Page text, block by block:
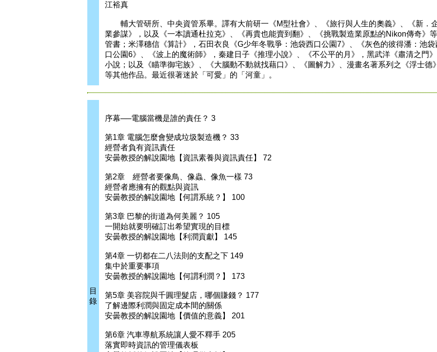
江裕真
輔大管研所、中央資管系畢。譯有大前研一《M型社會》、《旅行與人生的奧義》、《新．
業參謀》，以及《一本讀通杜拉克》、《再貴也能賣到翻》、《挑戰製造業原點的Nikon傳奇》
管書；米澤穗信《算計》，石田衣良《G少年冬戰爭：池袋西口公園7》、《灰色的彼得潘：池袋
口公園6》、《波上的魔術師》，秦建日子《推理小說》、《不公平的月》，黑武洋《肅清之門
小說；以及《瞄準御宅族》、《大腦動不動就找藉口》、《圖解力》、漫畫名著系列之《浮士德》
等其他作品。最近很著迷於「可愛」的「河童」。
目
錄
序幕──電腦當機是誰的責任？ 3
第1章 電腦怎麼會變成垃圾製造機？ 33
經營者負有資訊責任
安曇教授的解說園地【資訊素養與資訊責任】 72
第2章 經營者要像鳥、像蟲、像魚一樣 73
經營者應擁有的觀點與資訊
安曇教授的解說園地【何謂系統？】 100
第3章 巴黎的街道為何美麗？ 105
一開始就要明確訂出希望實現的目標
安曇教授的解說園地【利潤貢獻】 145
第4章 一切都在二八法則的支配之下 149
集中於重要事項
安曇教授的解說園地【何謂利潤？】 173
第5章 美容院與千圓理髮店，哪個賺錢？ 177
了解邊際利潤與固定成本間的關係
安曇教授的解說園地【價值的意義】 201
第6章 汽車導航系統讓人愛不釋手 205
落實即時資訊的管理儀表板